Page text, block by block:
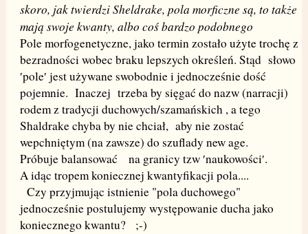
skoro, jak twierdzi Sheldrake, pola morficzne są, to także
mają swoje kwanty, albo coś bardzo podobnego
Pole morfogenetyczne, jako termin zostało użyte trochę z
bezradności wobec braku lepszych określeń. Stąd słowo
′pole′ jest używane swobodnie i jednocześnie dość
pojemnie. Inaczej trzeba by sięgać do nazw (narracji)
rodem z tradycji duchowych/szamańskich , a tego
Shaldrake chyba by nie chciał, aby nie zostać
wepchniętym (na zawsze) do szuflady new age.
Próbuje balansować na granicy tzw ′naukowości′.
A idąc tropem koniecznej kwantyfikacji pola....
Czy przyjmując istnienie "pola duchowego"
jednocześnie postulujemy występowanie ducha jako
koniecznego kwantu? ;-)